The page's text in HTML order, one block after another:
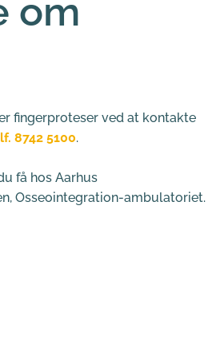
om
fingerproteser ved at kontakte
8742 5100.
få hos Aarhus
Osseointegration-ambulatoriet.